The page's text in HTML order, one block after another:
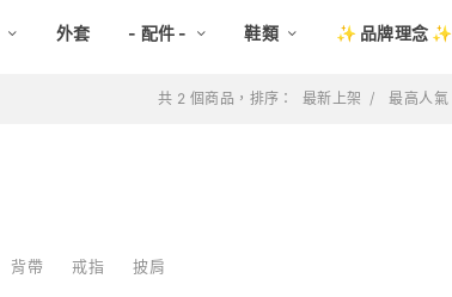
外套 - 配件 - 鞋類 ✨ 品牌理念 ✨
共 2 個商品，排序： 最新上架 最高人氣
背帶 戒指 披肩